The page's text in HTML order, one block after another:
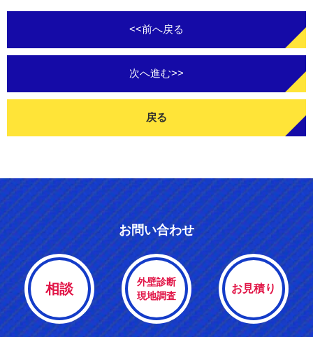
<<前へ戻る
次へ進む>>
戻る
お問い合わせ
相談
外壁診断
現地調査
お見積り